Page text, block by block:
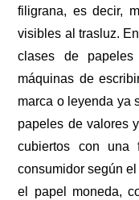
filigrana, es decir,
visibles al trasluz.
clases de
máquinas de
marca o leyenda ya
papeles de valores
cubiertos con una
consumidor según
el papel moneda,